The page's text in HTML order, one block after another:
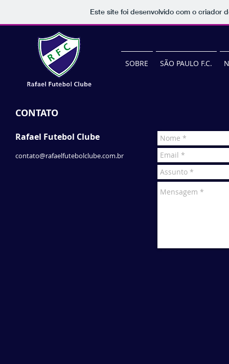
Este site foi desenvolvido com o criador
SOBRE SÃO PAULO F.C.
CONTATO
Rafael Futebol Clube
contato@rafaelfutebolclube.com.br